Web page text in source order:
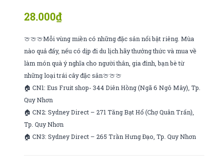
28.000₫
🍈🍈🍈Mỗi vùng miền có những đặc sản nổi bật riêng. Mùa
nào quả đấy, nếu có dịp đi du lịch hãy thưởng thức và mua về
làm món quà ý nghĩa cho người thân, gia đình, bạn bè từ
những loại trái cây đặc sản🍈🍈🍈
🏠 CN1: Eus Fruit shop- 344 Diên Hồng (Ngã 6 Ngô Mây), Tp.
Quy Nhơn
🏠 CN2: Sydney Direct – 271 Tăng Bạt Hổ (Chợ Quân Trấn),
Tp. Quy Nhơn
🏠 CN3: Sydney Direct – 265 Trần Hưng Đạo, Tp. Quy Nhơn